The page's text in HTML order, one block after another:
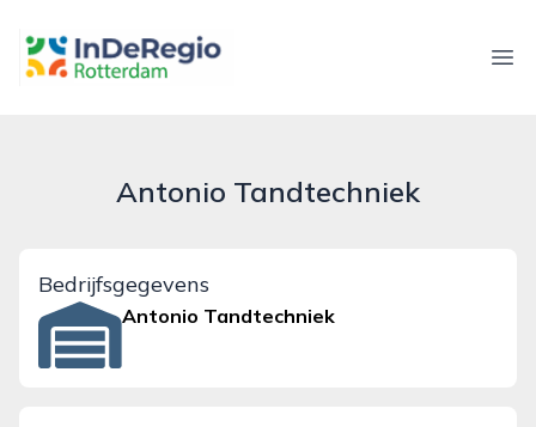
inderegiorotterdam.nl
Antonio Tandtechniek
Bedrijfsgegevens
Antonio Tandtechniek